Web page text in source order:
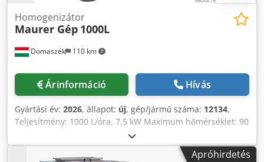
Domaszék 110 km
Homogenizátor
Maurer Gép 1000L
Árinformáció Hívás
Gyártási év: 2026, állapot: új, gép/jármű száma: 12134,
Teljesítmény: 1000 L/óra, 7,5 kW Maximum hőmérséklet: 90
°C Feszültség: 400 V Méret: 1300x1600x1500 mm Codeiu
Hyzopfx Apveha Súly:1000 kg
Apróhirdetés